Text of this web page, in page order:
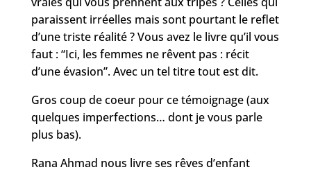
paraissent irréelles mais sont pourtant le reflet
d’une triste réalité ? Vous avez le livre qu’il vous
faut : “Ici, les femmes ne rêvent pas : récit
d’une évasion”. Avec un tel titre tout est dit.
Gros coup de coeur pour ce témoignage (aux
quelques imperfections… dont je vous parle
plus bas).
Rana Ahmad nous livre ses rêves d’enfant